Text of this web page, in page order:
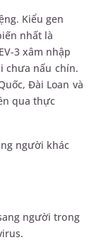
Kiểu gen
nhất là
3 xâm nhập
chưa nấu chín.
Đài Loan và
qua thực
người khác
người trong